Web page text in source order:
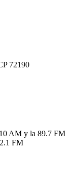
72190
AM y la 89.7 FM
FM